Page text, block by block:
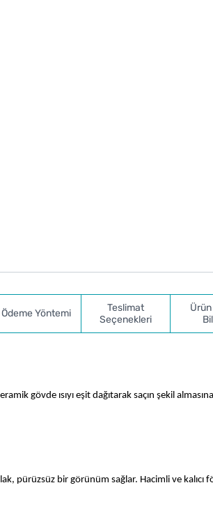
Ödeme Yöntemi
Teslimat
Seçenekleri
gövde ısıyı eşit dağıtarak saçın şekil
pürüzsüz bir görünüm sağlar. Hacimli ve kalıcı